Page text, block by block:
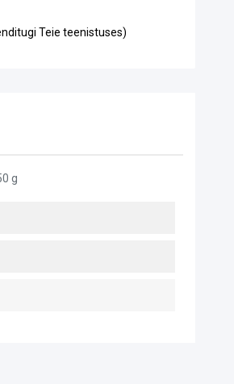
Teie teenistuses)
g